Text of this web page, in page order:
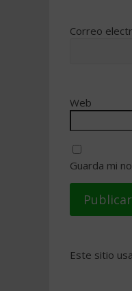
Correo
Web
Guarda mi
Este sitio